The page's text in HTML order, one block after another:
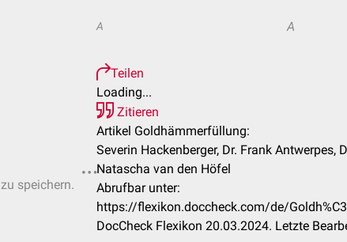
speichern.
A A
Teilen
Loading...
Zitieren
Artikel Goldhämmerfüllung:
Severin Hackenberger, Dr. Frank Antwerpes,
Natascha van den Höfel
Abrufbar unter:
https://flexikon.doccheck.com/de/
DocCheck Flexikon 20.03.2024. Letzte